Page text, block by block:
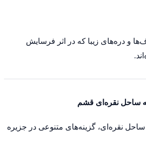
و دره‌های زیبا که در اثر فرسایش
نقره‌ای، گزینه‌های متنوعی در جزیره